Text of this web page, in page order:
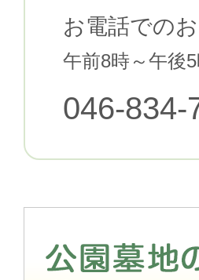
お電話での
午前8時～午後5
046-834-